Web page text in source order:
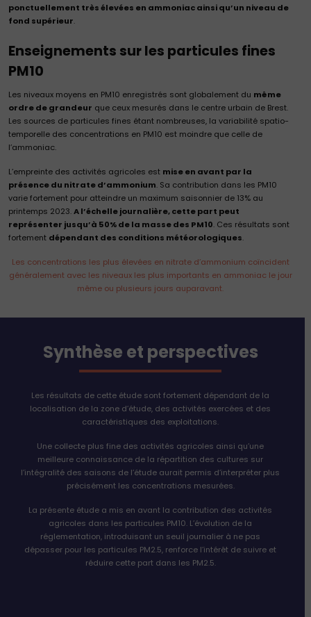
ponctuellement très élevées en ammoniac ainsi qu’un niveau de
fond supérieur.
Enseignements sur les particules fines
PM10
Les niveaux moyens en PM10 enregistrés sont globalement du même
ordre de grandeur que ceux mesurés dans le centre urbain de Brest.
Les sources de particules fines étant nombreuses, la variabilité spatio-
temporelle des concentrations en PM10 est moindre que celle de
l’ammoniac.
L’empreinte des activités agricoles est mise en avant par la
présence du nitrate d’ammonium. Sa contribution dans les PM10
varie fortement pour atteindre un maximum saisonnier de 13% au
printemps 2023.A l’échelle journalière, cette part peut
représenter jusqu’à 50% de la masse des PM10. Ces résultats sont
fortement dépendant des conditions météorologiques.
Les concentrations les plus élevées en nitrate d’ammonium coïncident
généralement avec les niveaux les plus importants en ammoniac le jour
même ou plusieurs jours auparavant.
Synthèse et perspectives
Les résultats de cette étude sont fortement dépendant de la
localisation de la zone d’étude, des activités exercées et des
caractéristiques des exploitations.
Une collecte plus fine des activités agricoles ainsi qu’une
meilleure connaissance de la répartition des cultures sur
l’intégralité des saisons de l’étude aurait permis d’interpréter plus
précisément les concentrations mesurées.
La présente étude a mis en avant la contribution des activités
agricoles dans les particules PM10. L’évolution de la
réglementation, introduisant un seuil journalier à ne pas
dépasser pour les particules PM2.5, renforce l’intérêt de suivre et
réduire cette part dans les PM2.5.